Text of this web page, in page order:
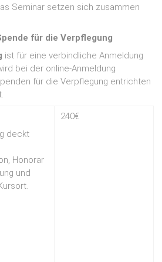
Seminar setzen sich zusammen
für die Verpflegung
ist für eine verbindliche Anmeldung
bei der online-Anmeldung
für die Verpflegung entrichten
deckt
Honorar
und
240€